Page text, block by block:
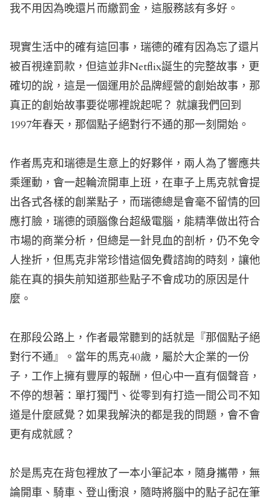
我不用因為晚還片而繳罰金，這服務該有多好。
現實生活中的確有這回事，瑞德的確有因為忘了還片
被百視達罰款，但這並非Netflix誕生的完整故事，更
確切的說，這是一個運用於品牌經營的創始故事，那
真正的創始故事要從哪裡說起呢？ 就讓我們回到
1997年春天，那個點子絕對行不通的那一刻開始。
作者馬克和瑞德是生意上的好夥伴，兩人為了響應共
乘運動，會一起輪流開車上班，在車子上馬克就會提
出各式各樣的創業點子，而瑞德總是會毫不留情的回
應打臉，瑞德的頭腦像台超級電腦，能精準做出符合
市場的商業分析，但總是一針見血的剖析，仍不免令
人挫折，但馬克非常珍惜這個免費諮詢的時刻，讓他
能在真的損失前知道那些點子不會成功的原因是什
麼。
在那段公路上，作者最常聽到的話就是『那個點子絕
對行不通』。當年的馬克40歲，屬於大企業的一份
子，工作上擁有豐厚的報酬，但心中一直有個聲音，
不停的想著：單打獨鬥、從零到有打造一間公司不知
道是什麼感覺？如果我解決的都是我的問題，會不會
更有成就感？
於是馬克在背包裡放了一本小筆記本，隨身攜帶，無
論開車、騎車、登山衝浪，隨時將腦中的點子記在筆